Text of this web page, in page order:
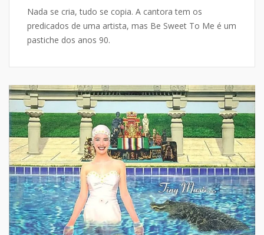
Nada se cria, tudo se copia. A cantora tem os
predicados de uma artista, mas Be Sweet To Me é um
pastiche dos anos 90.